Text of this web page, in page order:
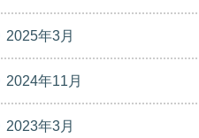
2025年3月
2024年11月
2023年3月